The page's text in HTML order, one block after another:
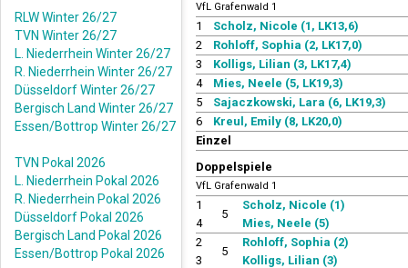
RLW Winter 26/27
TVN Winter 26/27
L. Niederrhein Winter 26/27
R. Niederrhein Winter 26/27
Düsseldorf Winter 26/27
Bergisch Land Winter 26/27
Essen/Bottrop Winter 26/27
TVN Pokal 2026
L. Niederrhein Pokal 2026
R. Niederrhein Pokal 2026
Düsseldorf Pokal 2026
Bergisch Land Pokal 2026
Essen/Bottrop Pokal 2026
VfL Grafenwald 1
1
Scholz, Nicole (1, LK13,6)
2
Rohloff, Sophia (2, LK17,0)
3
Kolligs, Lilian (3, LK17,4)
4
Mies, Neele (5, LK19,3)
5
Sajaczkowski, Lara (6, LK19,3)
6
Kreul, Emily (8, LK20,0)
Einzel
Doppelspiele
VfL Grafenwald 1
1
4
5
Scholz, Nicole (1)
Mies, Neele (5)
2
3
5
Rohloff, Sophia (2)
Kolligs, Lilian (3)